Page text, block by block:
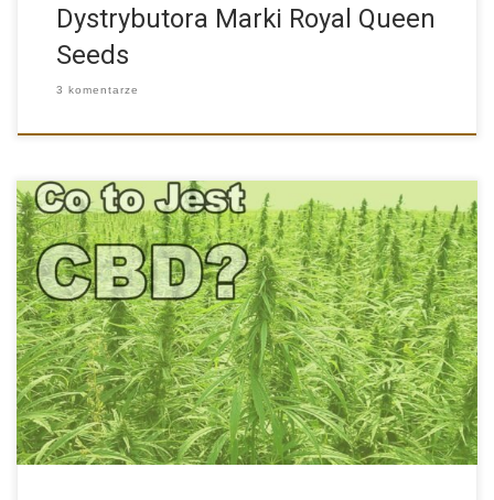
Dystrybutora Marki Royal Queen
Seeds
3 komentarze
Prozdrowotne Działanie CBD CBD, czyli inaczej kannabidiol to
substancja pozyskiwana […]